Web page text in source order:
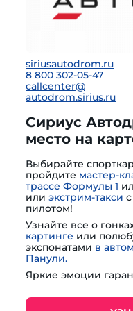
siriusautodrom.ru
8 800 302-05-47
callcenter@
autodrom.sirius.ru
Сириус
место на
Выбирайте
пройдите мастер-
трассе Формулы 1
или экстрим-такси
пилотом!
Узнайте все о
картинге или
экспонатами в
Панули.
Яркие эмоции